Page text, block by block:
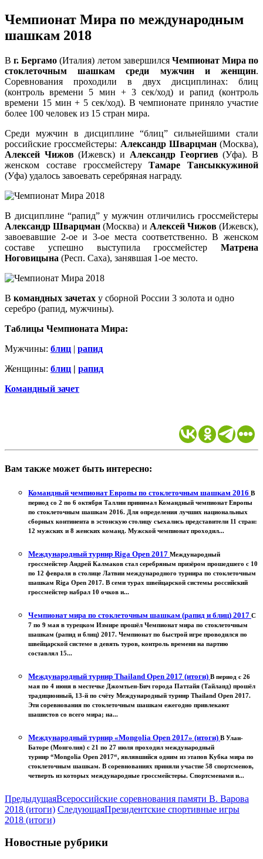
Чемпионат Мира по международным
шашкам 2018
Вг. Бергамо (Италия) летом завершился Чемпионат Мира по
стоклеточным шашкам среди мужчин и женщин.
Соревнования проходили в двух дисциплинах: блиц
(контроль времени 5 мин + 3 сек/ход) и рапид (контроль
времени 15 мин + 5 сек/ход). В чемпионате приняло участие
более 100 человек из 15 стран мира.
Среди мужчин в дисциплине “блиц” сильнейшими стали
российские гроссмейстеры: Александр Шварцман(Москва),
Алексей Чижов(Ижевск) и Александр Георгиев(Уфа). В
женском составе гроссмейстеруТамаре Тансыккужиной
(Уфа) удалось завоевать серебряная награду.
В дисциплине “рапид” у мужчин отличились гроссмейстеры
Александр Шварцман (Москва) и Алексей Чижов(Ижевск),
завоевавшие 2-ое и 3-ое места соответственно. В женском
составе успешно выступила гроссмейстер Матрена
Ноговицына (Респ. Саха), занявшая 1-ое место.
В командных зачетах у сборной России 3 золота и одно
серебро (рапид, мужчины).
Таблицы Чемпионата Мира:
Мужчины: блиц | рапид
Женщины: блиц | рапид
Командный зачет
Вам также может быть интересно:
Командный чемпионат Европы по стоклеточным шашкам 2016 В
период со 2 по 6 октября Таллин принимал Командный чемпионат Европы
по стоклеточным шашкам 2016. Для определения лучших национальных
сборных континента в эстонскую столицу съехались представители 11 стран:
12 мужских и 8 женских команд. Мужской чемпионат проходил...
Международный турнир Riga Open 2017 Международный
гроссмейстер Андрей Калмаков стал серебряным призёром прошедшего с 10
по 12 февраля в столице Латвии международного турнира по стоклеточным
шашкам Riga Open 2017. В семи турах швейцарской системы российский
гроссмейстер набрал 10 очков и...
Чемпионат мира по стоклеточным шашкам (рапид и блиц) 2017 С
7 по 9 мая в турецком Измире прошёл Чемпионат мира по стоклеточным
шашкам (рапид и блиц) 2017. Чемпионат по быстрой игре проводился по
швейцарской системе в девять туров, контроль времени на партию
составлял 15...
Международный турнир Thailand Open 2017 (итоги) В период с 26
мая по 4 июня в местечке Джомтьен-Бич города Паттайя (Тайланд) прошёл
традиционный, 13-й по счёту Международный турнир Thailand Open 2017.
Эти соревнования по стоклеточным шашкам ежегодно привлекают
шашистов со всего мира; на...
Международный турнир «Mongolia Open 2017» (итоги) В Улан-
Баторе (Монголия) с 21 по 27 июля проходил международный
турнир “Mongolia Open 2017“, являвшийся одним из этапов Кубка мира по
стоклеточным шашкам. В соревнованиях приняли участие 58 спортсменов,
четверть из которых международные гроссмейстеры. Спортсменами и...
ПредыдущаяВсероссийские соревнования памяти В. Варова
2018 (итоги) СледующаяПрезидентские спортивные игры
2018 (итоги)
Новостные рубрики